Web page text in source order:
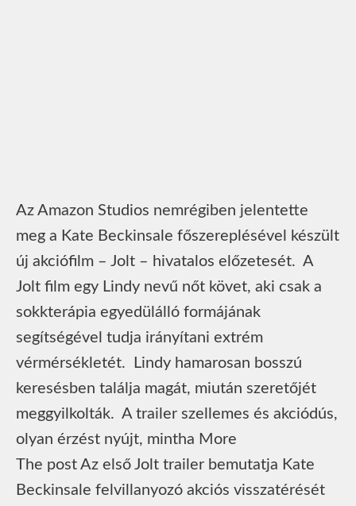
Az Amazon Studios nemrégiben jelentette
meg a Kate Beckinsale főszereplésével készült
új akciófilm – Jolt – hivatalos előzetesét. A
Jolt film egy Lindy nevű nőt követ, aki csak a
sokkterápia egyedülálló formájának
segítségével tudja irányítani extrém
vérmérsékletét. Lindy hamarosan bosszú
keresésben találja magát, miután szeretőjét
meggyilkolták. A trailer szellemes és akciódús,
olyan érzést nyújt, mintha More
The post Az első Jolt trailer bemutatja Kate
Beckinsale felvillanyozó akciós visszatérését